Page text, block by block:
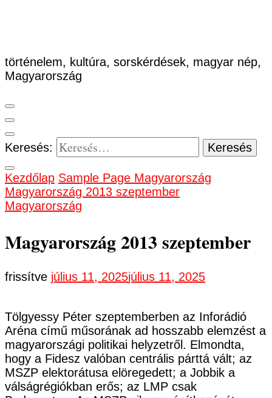
történelem, kultúra, sorskérdések, magyar nép,
Magyarország
Keresés:
Kezdőlap Sample Page Magyarország
Magyarország 2013 szeptember
Magyarország
Magyarország 2013 szeptember
frissítve július 11, 2025július 11, 2025
Tölgyessy Péter szeptemberben az Inforádió
Aréna című műsorának ad hosszabb elemzést a
magyarországi politikai helyzetről. Elmondta,
hogy a Fidesz valóban centrális párttá vált; az
MSZP elektorátusa elöregedett; a Jobbik a
válságrégiókban erős; az LMP csak